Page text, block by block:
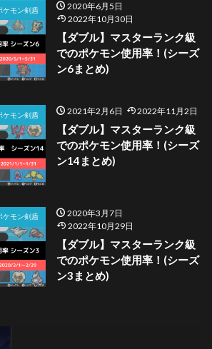
ケモン剣盾
2020年6月5日
2022年10月30日
【ダブル】マスターランク級
でのポケモン使用率！(シーズ
ン6まとめ)
ケモン剣盾 2021年2月6日 2022年11月2日
【ダブル】マスターランク級
でのポケモン使用率！(シーズ
ン14まとめ)
ケモン剣盾
2020年3月7日
2022年10月29日
【ダブル】マスターランク級
でのポケモン使用率！(シーズ
ン3まとめ)